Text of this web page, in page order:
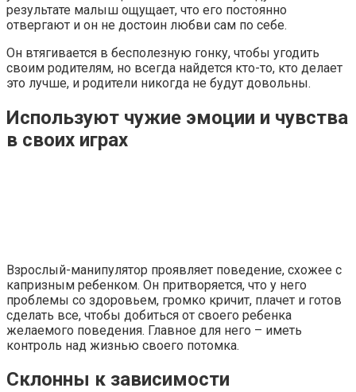
результате малыш ощущает, что его постоянно
отвергают и он не достоин любви сам по себе.
Он втягивается в бесполезную гонку, чтобы угодить
своим родителям, но всегда найдется кто-то, кто делает
это лучше, и родители никогда не будут довольны.
Используют чужие эмоции и чувства
в своих играх
Взрослый-манипулятор проявляет поведение, схожее с
капризным ребенком. Он притворяется, что у него
проблемы со здоровьем, громко кричит, плачет и готов
сделать все, чтобы добиться от своего ребенка
желаемого поведения. Главное для него – иметь
контроль над жизнью своего потомка.
Склонны к зависимости